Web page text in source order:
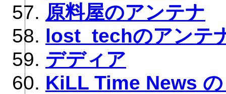
原料屋のアンテナ
lost_techのアンテ
デディア
KiLL Time News